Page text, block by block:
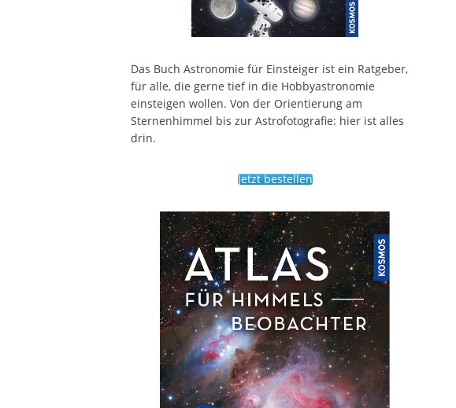
Das Buch Astronomie für Einsteiger ist ein Ratgeber,
für alle, die gerne tief in die Hobbyastronomie
einsteigen wollen. Von der Orientierung am
Sternenhimmel bis zur Astrofotografie: hier ist alles
drin.
Jetzt bestellen